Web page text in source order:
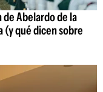
Abelardo de la
(y qué dicen sobre